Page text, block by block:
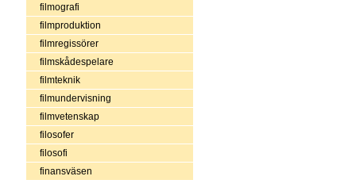
filmografi
filmproduktion
filmregissörer
filmskådespelare
filmteknik
filmundervisning
filmvetenskap
filosofer
filosofi
finansväsen